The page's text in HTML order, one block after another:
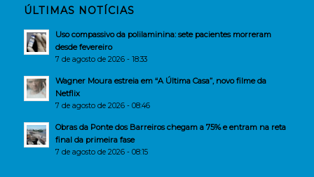
ÚLTIMAS NOTÍCIAS
Uso compassivo da polilaminina: sete pacientes morreram
desde fevereiro
7 de agosto de 2026 - 18:33
Wagner Moura estreia em “A Última Casa”, novo filme da
Netflix
7 de agosto de 2026 - 08:46
Obras da Ponte dos Barreiros chegam a 75% e entram na reta
final da primeira fase
7 de agosto de 2026 - 08:15